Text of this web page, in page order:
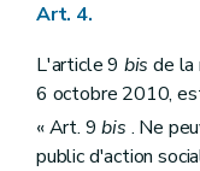
Art. 4.
L'article 9 bis de la
6 octobre 2010,
« Art. 9bis . Ne
public d'action